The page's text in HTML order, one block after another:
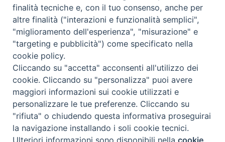
INVIA
Copyright© ChiesadiPadova2022 Privacy Policy
finalità tecniche e, con il tuo consenso, anche per
altre finalità ("interazioni e funzionalità semplici",
"miglioramento dell'esperienza", "misurazione" e
"targeting e pubblicità") come specificato nella
cookie policy.
Cliccando su "accetta" acconsenti all'utilizzo dei
cookie. Cliccando su "personalizza" puoi avere
maggiori informazioni sui cookie utilizzati e
personalizzare le tue preferenze. Cliccando su
"rifiuta" o chiudendo questa informativa proseguirai
la navigazione installando i soli cookie tecnici.